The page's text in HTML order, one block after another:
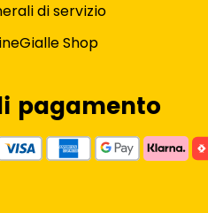
di servizio
Shop
pagamento